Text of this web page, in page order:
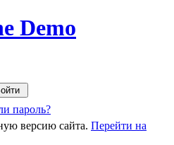
Demo
пароль?
версию сайта. Перейти на